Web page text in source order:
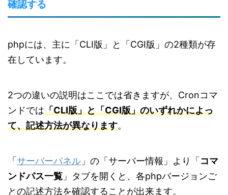
確認する
phpには、主に「CLI版」と「CGI版」の2種類が存
在しています。
2つの違いの説明はここでは省きますが、Cronコマ
ンドでは「CLI版」と「CGI版」のいずれかによっ
て、記述方法が異なります。
「サーバーパネル 」の「サーバー情報」より「コマ
ンドパス一覧 」タブを開くと、各phpバージョンご
との記述方法を確認することが出来ます。